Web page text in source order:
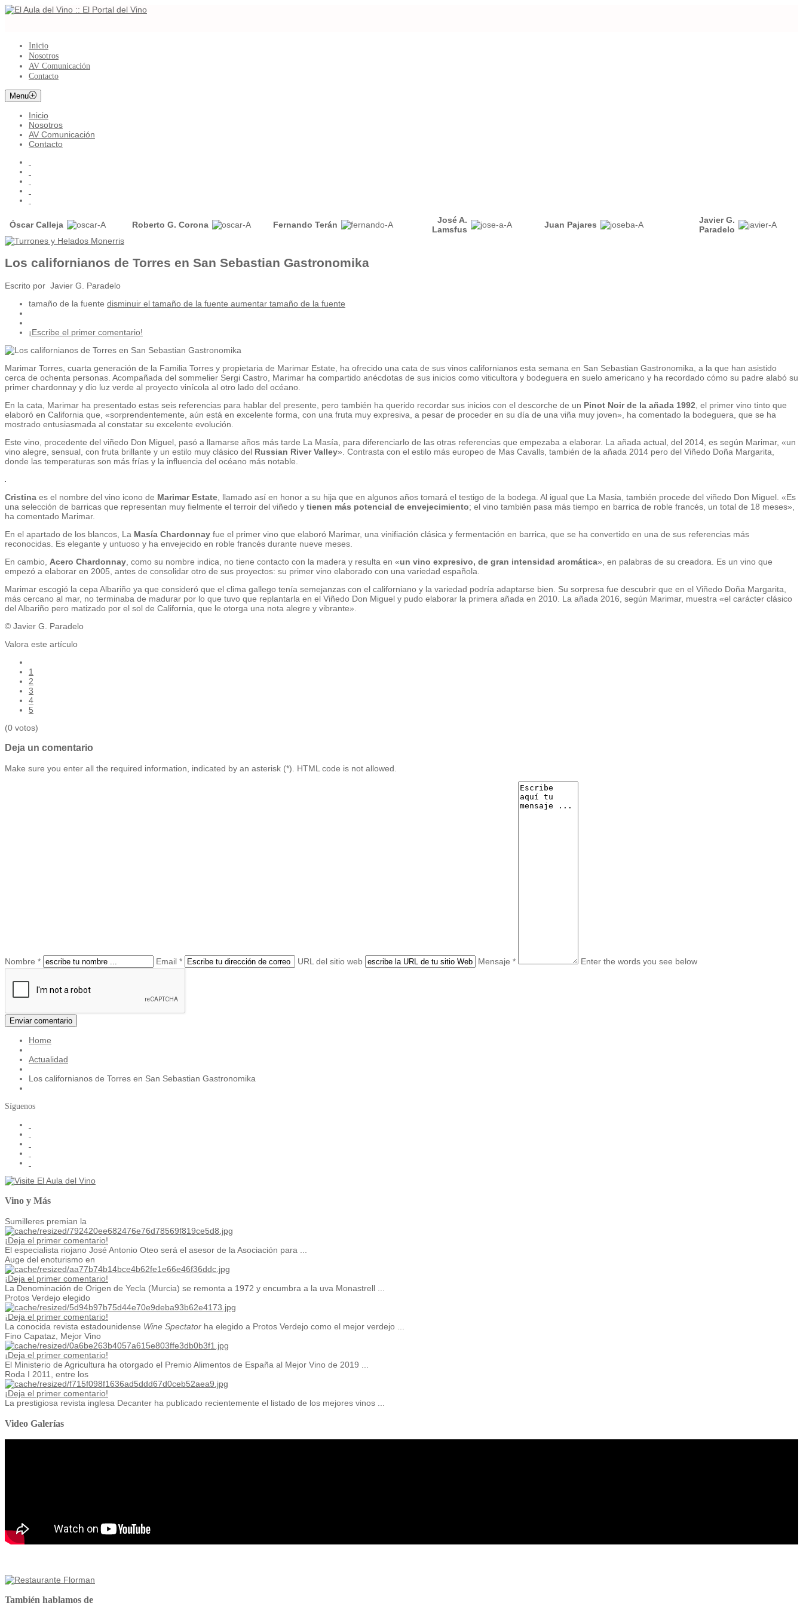
Inicio
Nosotros
AV Comunicación
Contacto
Menu
Inicio
Nosotros
AV Comunicación
Contacto
Óscar Calleja Roberto G. Corona Fernando Terán
José A.
Lamsfus
Juan Pajares
Javier G.
Paradelo
Los californianos de Torres en San Sebastian Gastronomika
Escrito por Javier G. Paradelo
tamaño de la fuente disminuir el tamaño de la fuente aumentar tamaño de la fuente
¡Escribe el primer comentario!
Marimar Torres, cuarta generación de la Familia Torres y propietaria de Marimar Estate, ha ofrecido una cata de sus vinos californianos esta semana en San Sebastian Gastronomika, a la que han asistido
cerca de ochenta personas. Acompañada del sommelier Sergi Castro, Marimar ha compartido anécdotas de sus inicios como viticultora y bodeguera en suelo americano y ha recordado cómo su padre alabó su
primer chardonnay y dio luz verde al proyecto vinícola al otro lado del océano.
En la cata, Marimar ha presentado estas seis referencias para hablar del presente, pero también ha querido recordar sus inicios con el descorche de un Pinot Noir de la añada 1992 , el primer vino tinto que
elaboró en California que, «sorprendentemente, aún está en excelente forma, con una fruta muy expresiva, a pesar de proceder en su día de una viña muy joven», ha comentado la bodeguera, que se ha
mostrado entusiasmada al constatar su excelente evolución.
Este vino, procedente del viñedo Don Miguel, pasó a llamarse años más tarde La Masía, para diferenciarlo de las otras referencias que empezaba a elaborar. La añada actual, del 2014, es según Marimar, «un
vino alegre, sensual, con fruta brillante y un estilo muy clásico del Russian River Valley». Contrasta con el estilo más europeo de Mas Cavalls, también de la añada 2014 pero del Viñedo Doña Margarita,
donde las temperaturas son más frías y la influencia del océano más notable.
Cristina es el nombre del vino icono de Marimar Estate , llamado así en honor a su hija que en algunos años tomará el testigo de la bodega. Al igual que La Masia, también procede del viñedo Don Miguel. «Es
una selección de barricas que representan muy fielmente el terroir del viñedo y tienen más potencial de envejecimiento; el vino también pasa más tiempo en barrica de roble francés, un total de 18 meses»,
ha comentado Marimar.
En el apartado de los blancos, La Masía Chardonnay fue el primer vino que elaboró Marimar, una vinifiación clásica y fermentación en barrica, que se ha convertido en una de sus referencias más
reconocidas. Es elegante y untuoso y ha envejecido en roble francés durante nueve meses.
En cambio, Acero Chardonnay , como su nombre indica, no tiene contacto con la madera y resulta en «un vino expresivo, de gran intensidad aromática», en palabras de su creadora. Es un vino que
empezó a elaborar en 2005, antes de consolidar otro de sus proyectos: su primer vino elaborado con una variedad española.
Marimar escogió la cepa Albariño ya que consideró que el clima gallego tenía semejanzas con el californiano y la variedad podría adaptarse bien. Su sorpresa fue descubrir que en el Viñedo Doña Margarita,
más cercano al mar, no terminaba de madurar por lo que tuvo que replantarla en el Viñedo Don Miguel y pudo elaborar la primera añada en 2010. La añada 2016, según Marimar, muestra «el carácter clásico
del Albariño pero matizado por el sol de California, que le otorga una nota alegre y vibrante».
© Javier G. Paradelo
Valora este artículo
1
2
3
4
5
(0 votos)
Deja un comentario
Make sure you enter all the required information, indicated by an asterisk (*). HTML code is not allowed.
Nombre * Email * URL del sitio web Mensaje * Enter the words you see below
Home
Actualidad
Los californianos de Torres en San Sebastian Gastronomika
Síguenos
Vino y Más
Sumilleres premian la
¡Deja el primer comentario!
El especialista riojano José Antonio Oteo será el asesor de la Asociación para ...
Auge del enoturismo en
¡Deja el primer comentario!
La Denominación de Origen de Yecla (Murcia) se remonta a 1972 y encumbra a la uva Monastrell ...
Protos Verdejo elegido
¡Deja el primer comentario!
La conocida revista estadounidense Wine Spectator ha elegido a Protos Verdejo como el mejor verdejo ...
Fino Capataz, Mejor Vino
¡Deja el primer comentario!
El Ministerio de Agricultura ha otorgado el Premio Alimentos de España al Mejor Vino de 2019 ...
Roda I 2011, entre los
¡Deja el primer comentario!
La prestigiosa revista inglesa Decanter ha publicado recientemente el listado de los mejores vinos ...
Video Galerías
También hablamos de